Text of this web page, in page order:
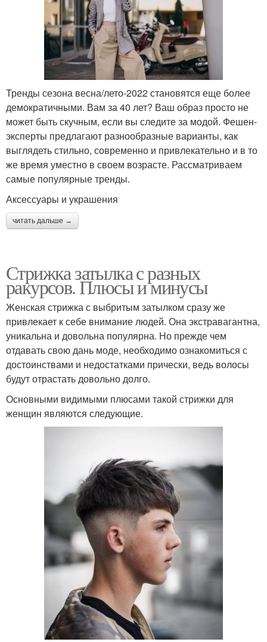
Тренды сезона весна/лето-2022 становятся еще более
демократичными. Вам за 40 лет? Ваш образ просто не
может быть скучным, если вы следите за модой. Фешен-
эксперты предлагают разнообразные варианты, как
выглядеть стильно, современно и привлекательно и в то
же время уместно в своем возрасте. Рассматриваем
самые популярные тренды.
Аксессуары и украшения
читать дальше →
Стрижка затылка с разных
ракурсов. Плюсы и минусы
Женская стрижка с выбритым затылком сразу же
привлекает к себе внимание людей. Она экстравагантна,
уникальна и довольна популярна. Но прежде чем
отдавать свою дань моде, необходимо ознакомиться с
достоинствами и недостатками прически, ведь волосы
будут отрастать довольно долго.
Основными видимыми плюсами такой стрижки для
женщин являются следующие.